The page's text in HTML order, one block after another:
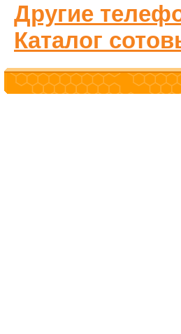
Другие
Каталог